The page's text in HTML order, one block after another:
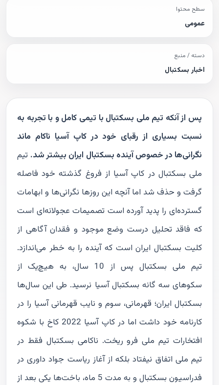
سطح محتوا
عمومی
دسته / منبع
اخبار بسکتبال
پس از آنکه تیم ملی بسکتبال با تیمی کامل و با تجربه به
نسبت بسیاری از رقبای خود در کاپ آسیا ناکام ماند
نگرانی‌ها در خصوص آینده بسکتبال ایران بیشتر شد. تیم
ملی بسکتبال در کاپ آسیا از فروغ گذشته خود فاصله
گرفت و حذف شد اما آنچه این روزها نگرانی‌ها و ابهامات
گسترده‌ای را پدید آورده است تصمیمات عجولانه‌ای است
که فاقد تحلیل درست وضع موجود و فقدان آگاهی از
کلیت بسکتبال ایران است که آینده را به خطر می‌اندازد.
تیم ملی بسکتبال پس از 10 سال، به هیچ‌یک از
سکوهای سه گانه بسکتبال آسیا نرسید. طی این سال‌ها
بسکتبال ایران؛ قهرمانی، سوم و نایب قهرمانی آسیا را در
کارنامه خود داشت اما در کاپ آسیا 2022 کاخ با شکوه
افتخارات تیم ملی فرو ریخت. ناکامی بسکتبال فقط در
تیم ملی اتفاق نیفتاد بلکه از آغاز ریاست جواد داوری در
فدراسیون بسکتبال و به مدت 5 ماه، باخت‌ها یکی بعد از